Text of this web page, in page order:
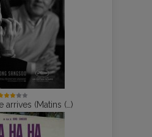
arrives (Matins (…)